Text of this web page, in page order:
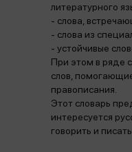
литературного
- слова,
- слова из
- устойчивые
При этом в ряде
слов,
правописания.
Этот словарь
интересуется
говорить и